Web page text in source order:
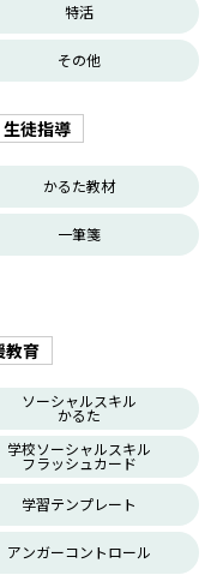
特活
その他
徒指導
かるた教材
一筆箋
教育
ソーシャルスキル
かるた
学校ソーシャルスキル
フラッシュカード
学習テンプレート
アンガーコントロール